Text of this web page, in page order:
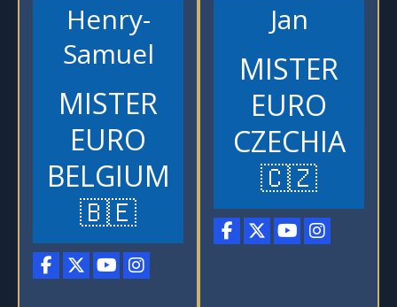
Henry-
Samuel
MISTER
EURO
BELGIUM
🇧🇪
Jan
MISTER
EURO
CZECHIA
🇨🇿